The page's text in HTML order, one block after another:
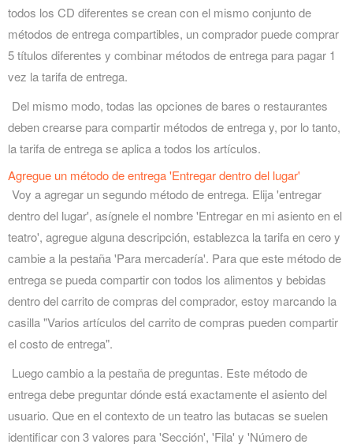
todos los CD diferentes se crean con el mismo conjunto de
métodos de entrega compartibles, un comprador puede comprar
5 títulos diferentes y combinar métodos de entrega para pagar 1
vez la tarifa de entrega.
Del mismo modo, todas las opciones de bares o restaurantes
deben crearse para compartir métodos de entrega y, por lo tanto,
la tarifa de entrega se aplica a todos los artículos.
Agregue un método de entrega 'Entregar dentro del lugar'
Voy a agregar un segundo método de entrega. Elija 'entregar
dentro del lugar', asígnele el nombre 'Entregar en mi asiento en el
teatro', agregue alguna descripción, establezca la tarifa en cero y
cambie a la pestaña 'Para mercadería'. Para que este método de
entrega se pueda compartir con todos los alimentos y bebidas
dentro del carrito de compras del comprador, estoy marcando la
casilla "Varios artículos del carrito de compras pueden compartir
el costo de entrega".
Luego cambio a la pestaña de preguntas. Este método de
entrega debe preguntar dónde está exactamente el asiento del
usuario. Que en el contexto de un teatro las butacas se suelen
identificar con 3 valores para 'Sección', 'Fila' y 'Número de